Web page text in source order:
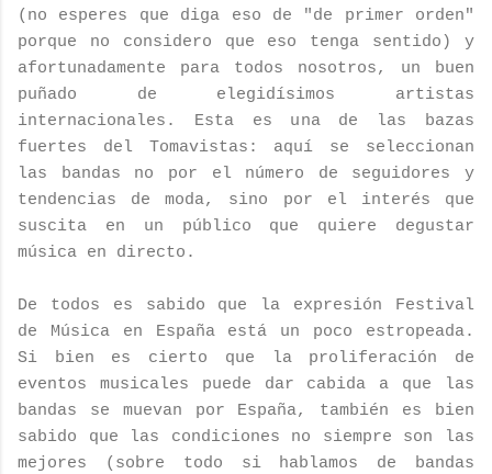
(no esperes que diga eso de "de primer orden"
porque no considero que eso tenga sentido) y
afortunadamente para todos nosotros, un buen
puñado de elegidísimos artistas
internacionales. Esta es una de las bazas
fuertes del Tomavistas: aquí se seleccionan
las bandas no por el número de seguidores y
tendencias de moda, sino por el interés que
suscita en un público que quiere degustar
música en directo.
De todos es sabido que la expresión Festival
de Música en España está un poco estropeada.
Si bien es cierto que la proliferación de
eventos musicales puede dar cabida a que las
bandas se muevan por España, también es bien
sabido que las condiciones no siempre son las
mejores (sobre todo si hablamos de bandas